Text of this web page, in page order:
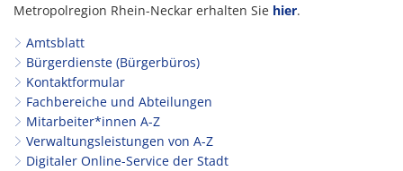
Metropolregion Rhein-Neckar erhalten Sie hier.
Amtsblatt
Bürgerdienste (Bürgerbüros)
Kontaktformular
Fachbereiche und Abteilungen
Mitarbeiter*innen A-Z
Verwaltungsleistungen von A-Z
Digitaler Online-Service der Stadt